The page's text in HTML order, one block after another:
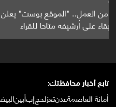
باحثون من اليمن يدخلون سباق
واعدة منشورة عالميا (ترجمة)
تابع أخبار محافظتك:
أمانة العاصمةعدنتعزلحجإبأبين